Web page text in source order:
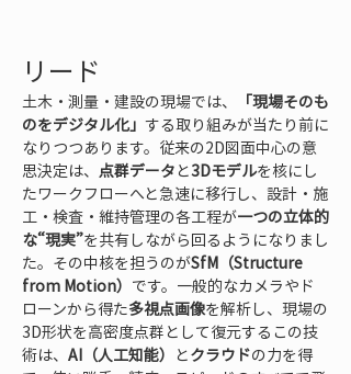
リード
土木・測量・建設の現場では、
「現場そのも
のをデジタル化」 する取り組みが当たり前に
なりつつあります。従来の2D図面中心の意
思決定は、 点群データ と3Dモデルを核にし
たワークフローへと急速に移行し、設計・施
工・検査・維持管理の各工程が一つの立体的
な“現実”を共有しながら回るようになりまし
た。その中核を担うのがSfM（Structure
from Motion） です。一般的なカメラやド
ローンから得た多視点画像を解析し、現場の
3D形状を高密度点群として復元するこの技
術は、 AI（人工知能） とクラウドの力を得